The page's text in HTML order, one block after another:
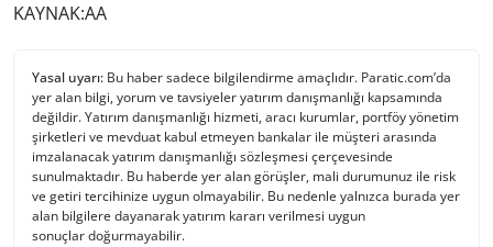
KAYNAK:AA
Yasal uyarı: Bu haber sadece bilgilendirme amaçlıdır. Paratic.com’da
yer alan bilgi, yorum ve tavsiyeler yatırım danışmanlığı kapsamında
değildir. Yatırım danışmanlığı hizmeti, aracı kurumlar, portföy yönetim
şirketleri ve mevduat kabul etmeyen bankalar ile müşteri arasında
imzalanacak yatırım danışmanlığı sözleşmesi çerçevesinde
sunulmaktadır. Bu haberde yer alan görüşler, mali durumunuz ile risk
ve getiri tercihinize uygun olmayabilir. Bu nedenle yalnızca burada yer
alan bilgilere dayanarak yatırım kararı verilmesi uygun
sonuçlar doğurmayabilir.